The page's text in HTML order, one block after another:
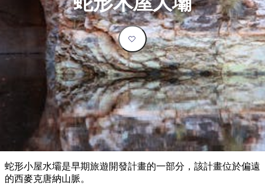
點
迎
目
的
地
內
陸
和
戶
外
園
必
玩
活
動
旅
客
類
型
推
薦
榜
單
劃
和
預
訂
實
用
資
訊
蛇形小屋水壩是早期旅遊開發計畫的一部分，該計畫位於偏遠
的西麥克唐納山脈。